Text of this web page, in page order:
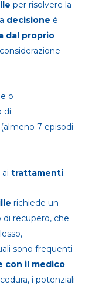
per risolvere la
decisione è
dal proprio
o
di:
(almeno 7 episodi
trattamenti.
richiede un
di recupero, che
sono frequenti
con il medico
i potenziali